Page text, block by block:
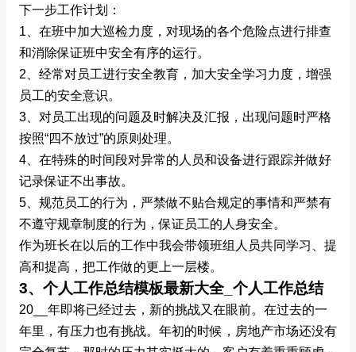
下一步工作计划：
1、在班中加大巡检力度，对现场的各个危险点进行排查
和消除保证班中安全有序的运行。
2、经常对员工进行安全教育，加大安全学习力度，增强
员工的安全意识。
3、对员工出现的问题及时解决及汇报，出现问题时严格
按照“四不放过”的原则处理。
4、在特殊的时间段对异常的人员和设备进行跟踪并做好
记录保证不出事故。
5、规范员工的行为，严禁做不贴合规定的事情和严禁有
不遵守规章制度的行为，保证员工的人身安全。
作为班长在以后的工作中我会带领班组人员共同学习、提
高和提高，把工作做的更上一层楼。
3、个人工作总结模板最新大全_个人工作总结
20__年即将已经过去，新的挑战又在眼前。在过去的一
年里，有压力也有挑战。年初的时候，房地产市场还没有